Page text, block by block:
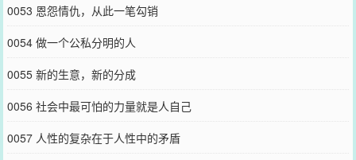
0053 恩怨情仇，从此一笔勾销
0054 做一个公私分明的人
0055 新的生意，新的分成
0056 社会中最可怕的力量就是人自己
0057 人性的复杂在于人性中的矛盾